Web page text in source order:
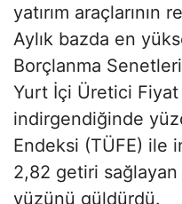
yatırım araçlarının
Aylık bazda en
Borçlanma
Yurt İçi Üretici
indirgendiğinde
Endeksi (TÜFE) ile
2,82 getiri sağlayan
yüzünü güldürdü.